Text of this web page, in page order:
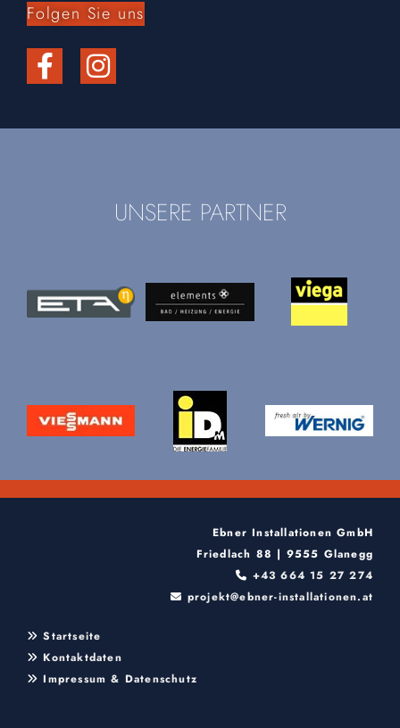
Folgen Sie uns
UNSERE PARTNER
Ebner Installationen GmbH
Friedlach 88 | 9555 Glanegg
 +43 664 15 27 274
 projekt@ebner-installationen.at
 Startseite
 Kontaktdaten
 Impressum & Datenschutz